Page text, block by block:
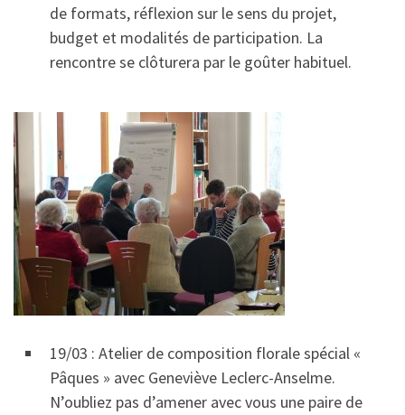
de formats, réflexion sur le sens du projet,
budget et modalités de participation. La
rencontre se clôturera par le goûter habituel.
19/03 : Atelier de composition florale spécial «
Pâques » avec Geneviève Leclerc-Anselme.
N’oubliez pas d’amener avec vous une paire de